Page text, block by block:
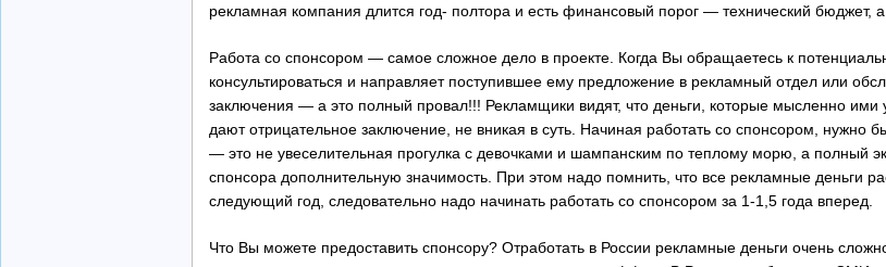
рекламная компания длится год- полтора и есть финансовый порог — технический
Работа со спонсором — самое сложное дело в проекте. Когда Вы обращаетесь к
консультироваться и направляет поступившее ему предложение в рекламный отдел или
заключения — а это полный провал!!! Рекламщики видят, что деньги, которые мысленно ими
дают отрицательное заключение, не вникая в суть. Начиная работать со спонсором, нужно
— это не увеселительная прогулка с девочками и шампанским по теплому морю, а полный
спонсора дополнительную значимость. При этом надо помнить, что все рекламные деньги
следующий год, следовательно надо начинать работать со спонсором за 1-1,5 года вперед.
Что Вы можете предоставить спонсору? Отработать в России рекламные деньги очень